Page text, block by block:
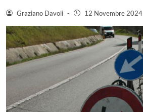
Graziano Davoli - 12 Novembre 2024